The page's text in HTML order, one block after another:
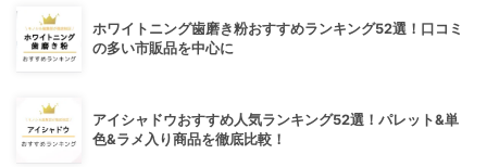
ホワイトニング歯磨き粉おすすめランキング52選！口コミ
の多い市販品を中心に
アイシャドウおすすめ人気ランキング52選！パレット&単
色&ラメ入り商品を徹底比較！